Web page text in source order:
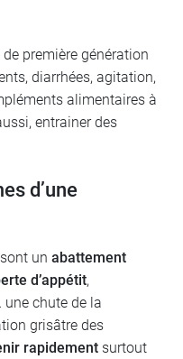
première génération
diarrhées, agitation,
alimentaires à
entrainer des
d’une
un abattement
d’appétit,
une chute de la
grisâtre des
rapidement surtout